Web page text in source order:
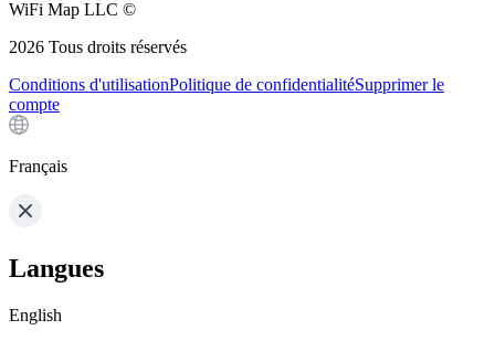
WiFi Map LLC ©
2026 Tous droits réservés
Conditions d'utilisationPolitique de confidentialitéSupprimer le
compte
Français
Langues
English